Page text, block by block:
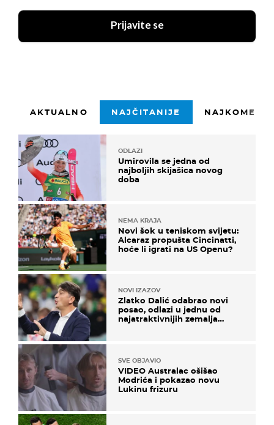
Prijavite se
AKTUALNO NAJČITANIJE
ODLAZI
Umirovila se jedna od
najboljih skijašica novog
doba
NEMA KRAJA
Novi šok u teniskom svijetu:
Alcaraz propušta Cincinatti,
hoće li igrati na US Openu?
NOVI IZAZOV
Zlatko Dalić odabrao novi
posao, odlazi u jednu od
najatraktivnijih zemalja
SVE OBJAVIO
VIDEO Australac ošišao
Modrića i pokazao novu
Lukinu frizuru